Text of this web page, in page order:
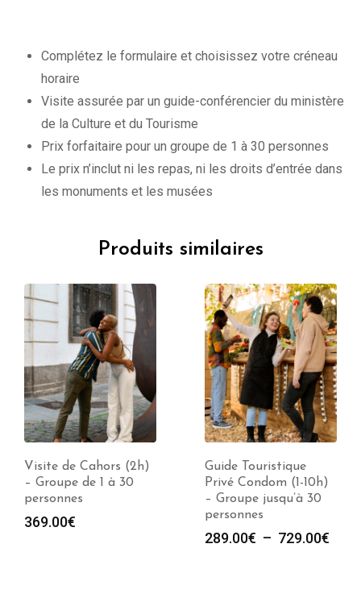
Complétez le formulaire et choisissez votre créneau
horaire
Visite assurée par un guide-conférencier du ministère
de la Culture et du Tourisme
Prix forfaitaire pour un groupe de 1 à 30 personnes
Le prix n’inclut ni les repas, ni les droits d’entrée dans
les monuments et les musées
Produits similaires
Visite de Cahors (2h)
– Groupe de 1 à 30
personnes
369.00€
Guide Touristique
Privé Condom (1-10h)
– Groupe jusqu’à 30
personnes
289.00€ – 729.00€